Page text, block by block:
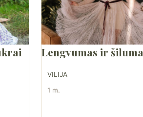
Lengvumas ir šiluma
VILIJA
1 m.